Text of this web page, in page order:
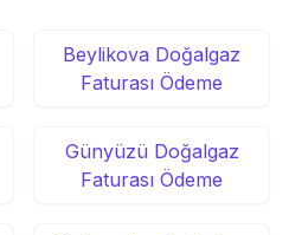
Beylikova Doğalgaz
Faturası Ödeme
Günyüzü Doğalgaz
Faturası Ödeme